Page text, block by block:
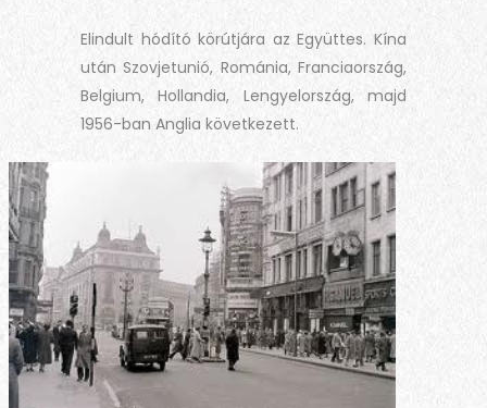
Elindult hódító körútjára az Együttes. Kína
után Szovjetunió, Románia, Franciaország,
Belgium, Hollandia, Lengyelország, majd
1956-ban Anglia következett.